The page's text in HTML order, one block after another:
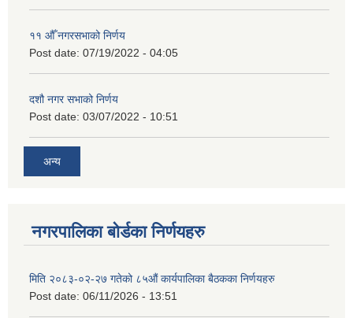
११ ‌औँ नगरसभाको निर्णय
Post date: 07/19/2022 - 04:05
दशौ नगर सभाको निर्णय
Post date: 03/07/2022 - 10:51
अन्य
नगरपालिका बोर्डका निर्णयहरु
मिति २०८३-०२-२७ गतेको ८५औं कार्यपालिका बैठकका निर्णयहरु
Post date: 06/11/2026 - 13:51